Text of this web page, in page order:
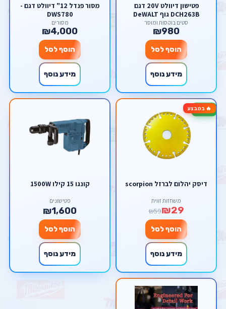
פטישון דיוולט 20V דגם
DCH263B גוף DeWALT
סטים בוקסות ומוסך
₪980
הוסף לסל
מידע נוסף
מסור פנדל 12" דיוולט דגם -
DWS780
מסורים
₪4,000
הוסף לסל
מידע נוסף
🔥 במבצע-51%
דיסק יהלום לברזל scorpion
משחזות זווית
₪29
₪59
הוסף לסל
מידע נוסף
קונגו 15 קילו 1500W
פטישונים
₪1,600
הוסף לסל
מידע נוסף